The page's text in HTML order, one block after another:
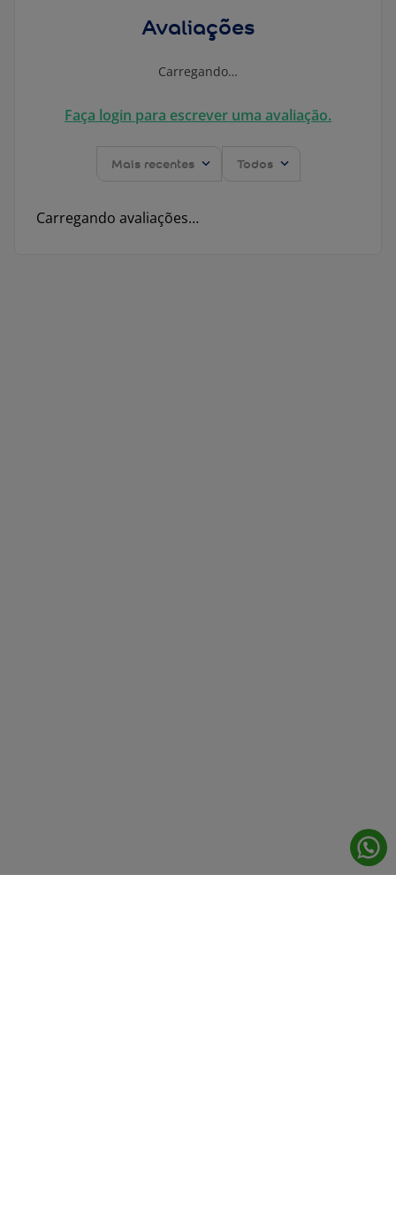
Avaliações
Carregando…
Faça login para escrever uma avaliação.
Mais recentes Todos
Carregando avaliações…